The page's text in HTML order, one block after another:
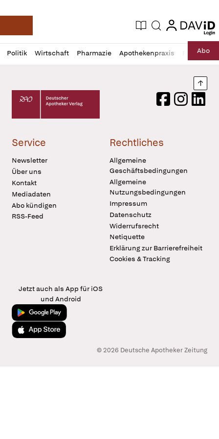
Deutsche Apotheker Zeitung
Aktuelle Ausgabe
Suche login
login
Politik Wirtschaft Pharmazie Apothekenpraxis RechtAbo
Profil
öffnen
Daz
Pur
Deutscher Apotheker Verlag Logo
FacebookInstagram
Service
Newsletter
Über uns
Kontakt
Mediadaten
Abo kündigen
RSS-Feed
Rechtliches
Allgemeine
Geschäftsbedingungen
Allgemeine
Nutzungsbedingungen
Impressum
Datenschutz
Widerrufsrecht
Netiquette
Erklärung zur Barrierefreiheit
Cookies & Tracking
Jetzt auch als App für iOS
und Android
Jetzt bei Google Play
Laden im App Store
© 2026 Deutsche Apotheker Zeitung